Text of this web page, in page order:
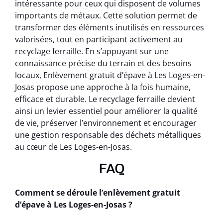
intéressante pour ceux qui disposent de volumes
importants de métaux. Cette solution permet de
transformer des éléments inutilisés en ressources
valorisées, tout en participant activement au
recyclage ferraille. En s’appuyant sur une
connaissance précise du terrain et des besoins
locaux, Enlèvement gratuit d’épave à Les Loges-en-
Josas propose une approche à la fois humaine,
efficace et durable. Le recyclage ferraille devient
ainsi un levier essentiel pour améliorer la qualité
de vie, préserver l’environnement et encourager
une gestion responsable des déchets métalliques
au cœur de Les Loges-en-Josas.
FAQ
Comment se déroule l’enlèvement gratuit
d’épave à Les Loges-en-Josas ?